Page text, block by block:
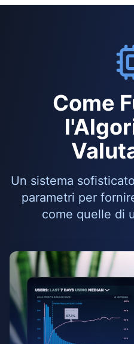
Come
Un sistema
parametri per
come quelle di